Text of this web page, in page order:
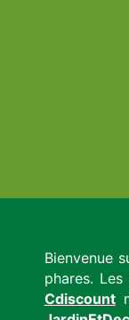
Bienvenue
phares.
Cdiscount